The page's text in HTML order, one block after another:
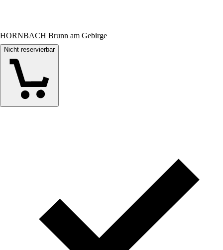
HORNBACH Brunn am Gebirge
Nicht reservierbar